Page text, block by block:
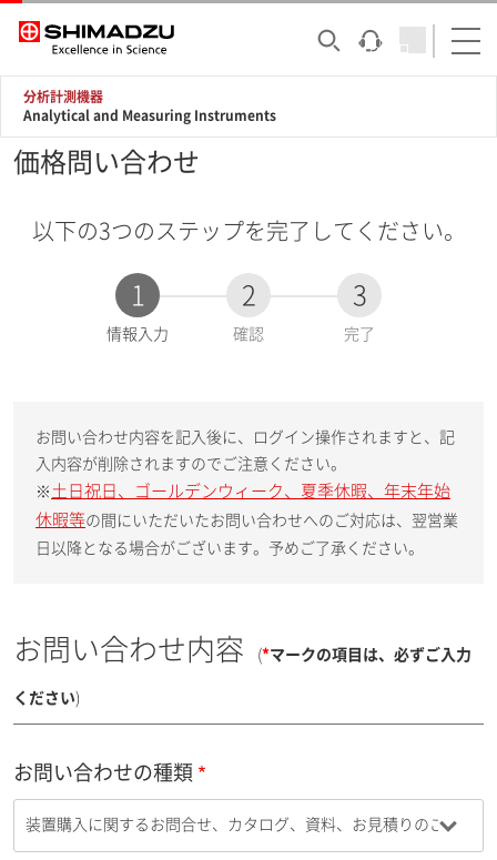
分析計測機器
Analytical and Measuring Instruments
価格問い合わせ
以下の3つのステップを完了してください。
1
現
情報入力
2
確認
3
完了
お問い合わせ内容を記入後に、ログイン操作されますと、記
入内容が削除されますのでご注意ください。
※ 土日祝日、ゴールデンウィーク、夏季休暇、年末年始
休暇等の間にいただいたお問い合わせへのご対応は、翌営業
日以降となる場合がございます。予めご了承ください。
お問い合わせ内容 (*マークの項目は、必ずご入力
ください)
お問い合わせの種類